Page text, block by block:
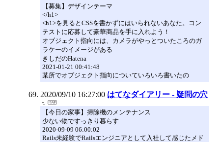
【募集】デザインテーマ
</h1>
<h1>を見るとCSSを書かずにはいられないあなた。コン
テストに応募して豪華商品を手に入れよう！
オブジェクト指向には、カメラがやっとついたころのガ
ラケーのイメージがある
きしだのHatena
2021-01-21 00:41:48
某所でオブジェクト指向についていろいろ書いたの
2020/09/10 16:27:00 はてなダイアリー - 疑問の穴
【今日の家事】掃除機のメンテナンス
少ない物ですっきり暮らす
2020-09-09 06:00:02
Rails未経験でRailsエンジニアとして入社して感じたメド